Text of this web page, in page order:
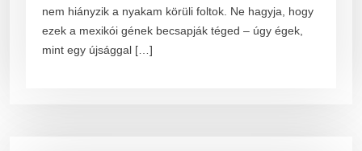
nem hiányzik a nyakam körüli foltok. Ne hagyja, hogy
ezek a mexikói gének becsapják téged – úgy égek,
mint egy újsággal […]